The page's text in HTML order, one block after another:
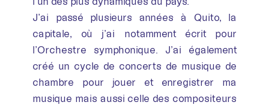
J’ai passé plusieurs années à Quito, la
capitale, où j’ai notamment écrit pour
l’Orchestre symphonique. J’ai également
créé un cycle de concerts de musique de
chambre pour jouer et enregistrer ma
musique mais aussi celle des compositeurs